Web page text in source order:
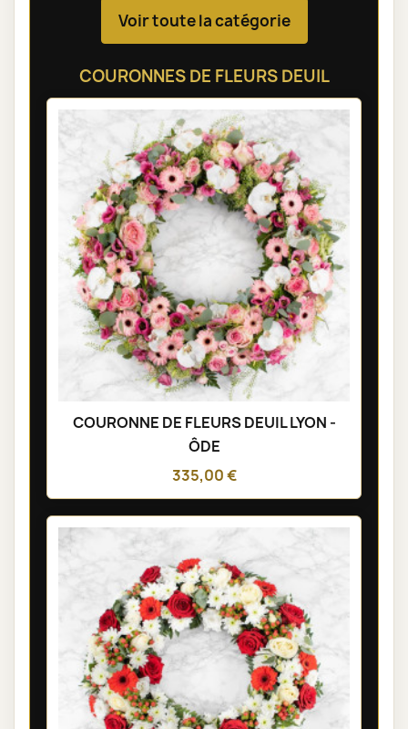
Voir toute la catégorie
COURONNES DE FLEURS DEUIL
COURONNE DE FLEURS DEUIL LYON -
ÔDE
335,00 €